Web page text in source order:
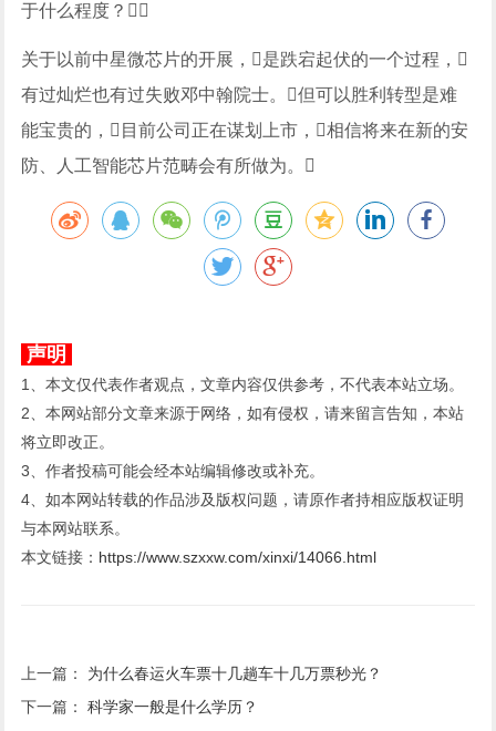
关于以前中星微芯片的开展，是跌宕起伏的一个过程，
有过灿烂也有过失败邓中翰院士。但可以胜利转型是难
能宝贵的，目前公司正在谋划上市，相信将来在新的安
防、人工智能芯片范畴会有所做为。
声明
1、本文仅代表作者观点，文章内容仅供参考，不代表本站立场。
2、本网站部分文章来源于网络，如有侵权，请来留言告知，本站
将立即改正。
3、作者投稿可能会经本站编辑修改或补充。
4、如本网站转载的作品涉及版权问题，请原作者持相应版权证明
与本网站联系。
本文链接： https://www.szxxw.com/xinxi/14066.html
上一篇： 为什么春运火车票十几趟车十几万票秒光？
下一篇：科学家一般是什么学历？